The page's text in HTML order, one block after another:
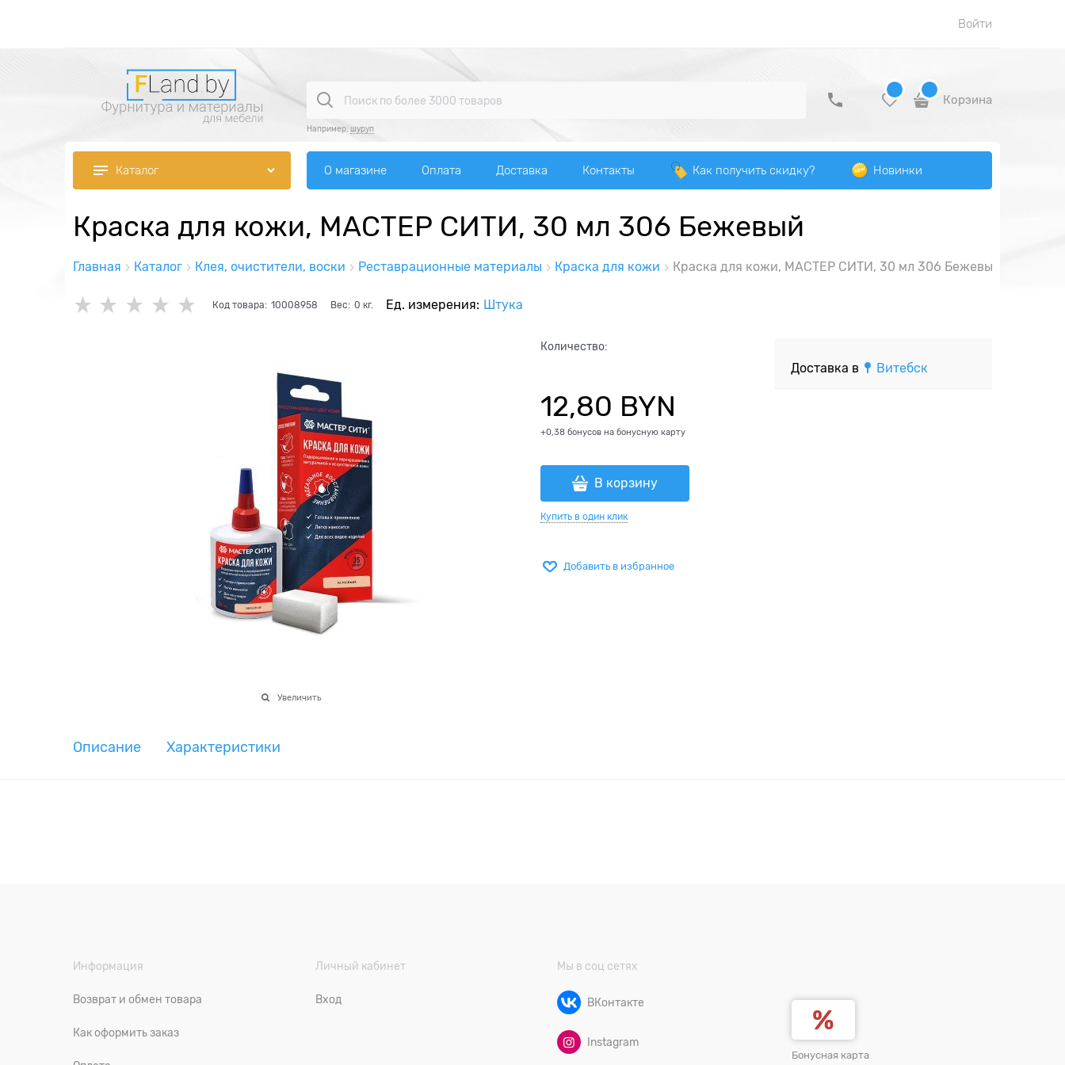
Войти
Например: шуруп
Корзина
Каталог О магазине Оплата Доставка Контакты Как получить скидку? Новинки
Краска для кожи, МАСТЕР СИТИ, 30 мл 306 Бежевый
Главная Каталог Клея, очистители, воски Реставрационные материалы Краска для кожи Краска для кожи, МАСТЕР СИТИ, 30 мл 306 Бежевый
Код товара: 10008958 Вес: 0 кг. Ед. измерения: Штука
Увеличить
Количество:
12,80 BYN
+0,38 бонусов на бонусную карту
В корзину
Купить в один клик
Добавить в избранное
Доставка в Витебск
Описание Характеристики
Информация
Возврат и обмен товара
Как оформить заказ
Личный кабинет
Вход
Мы в соц сетях
ВКонтакте
Instagram
Бонусная карта